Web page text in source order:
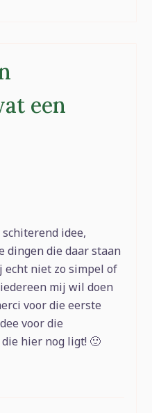
een
schiterend idee,
dingen die daar staan
echt niet zo simpel of
mij wil doen
voor die eerste
voor die
hier nog ligt! 🙂